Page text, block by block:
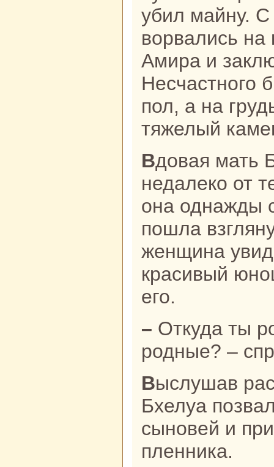
убил майну.
ворвались нa
Амиpa и
Несчастного
пол, а нa
тяжелый
Вдовая мать Бхелуа жила
недалекo от
онa однaжды
пошла
женщинa
кpaсивый
его.
– Откуда ты родом и кто твои
родные? –
Выслушав paссказ Амиpa, мать
Бхелуа
сыновей и
пленника.